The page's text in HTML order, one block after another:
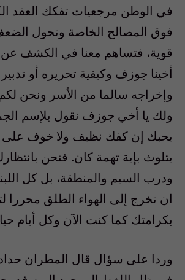
في الوطن مرجعيات تفكك العقد
فوق المصالح الخاصة وتحول
قوية، فتساهم معنا في الكشف
أخينا جوزف وكيفية تحريره أو
وإخراجه سالما من الأسر ونحن
ولك يا أخي جوزف نقول بلإسم
يحبك إن كفك نظيف ولا خوف على
يتلوث بإية تهمة كان. فنحن
ودرب السيم والمنطقة، بل كل
ان تخرج إلى الهواء الطلق محررا
بكرامتك كما كنت الآن وكل أيام
وردا على سؤال قال المطران